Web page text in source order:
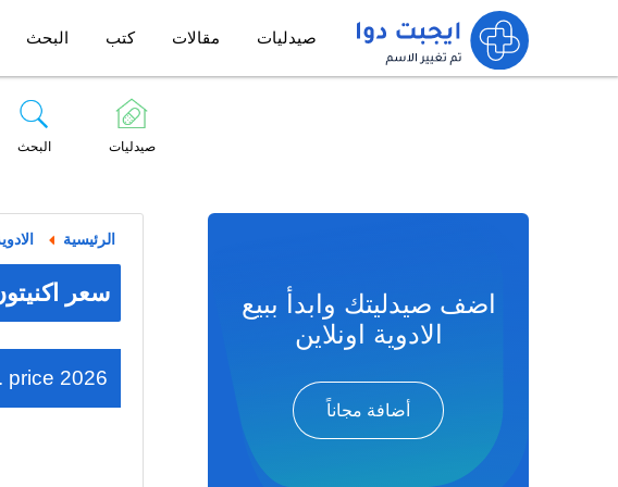
صيدليات مقالات كتب البحث
صيدليات البحث
الرئيسية
سعر اكنيتون 5مجم/مل 5 امبول
price 2026
اضف صيدليتك وابدأ ببيع
الادوية اونلاين
أضافة مجاناً